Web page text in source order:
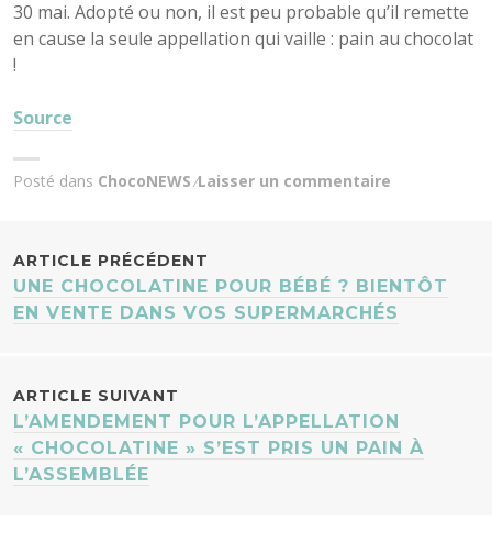
30 mai. Adopté ou non, il est peu probable qu’il remette
en cause la seule appellation qui vaille : pain au chocolat
!
Source
Posté dans ChocoNEWS Laisser un commentaire
NAVIGATION
DES
ARTICLES
ARTICLE PRÉCÉDENT
UNE CHOCOLATINE POUR BÉBÉ ? BIENTÔT
EN VENTE DANS VOS SUPERMARCHÉS
ARTICLE SUIVANT
L’AMENDEMENT POUR L’APPELLATION
« CHOCOLATINE » S’EST PRIS UN PAIN À
L’ASSEMBLÉE